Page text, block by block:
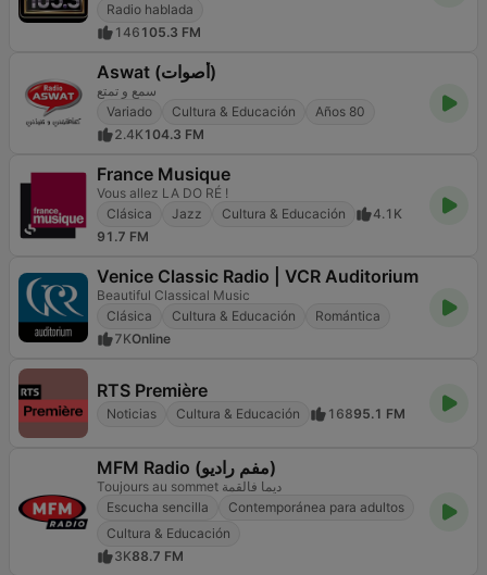
Radio hablada
146 105.3 FM
Aswat (أصوات)
سمع و تمتع
Variado
Cultura & Educación
Años 80
2.4K104.3 FM
France Musique
Vous allez LA DO RÉ !
Clásica
Jazz Cultura & Educación
4.1K
91.7 FM
Venice Classic Radio | VCR Auditorium
Beautiful Classical Music
Clásica
Cultura & Educación
Romántica
7KOnline
RTS Première
Noticias Cultura & Educación 16895.1 FM
MFM Radio (مفم راديو)
Toujours au sommet ديما فالقمة
Escucha sencilla
Contemporánea para adultos
Cultura & Educación
3K88.7 FM